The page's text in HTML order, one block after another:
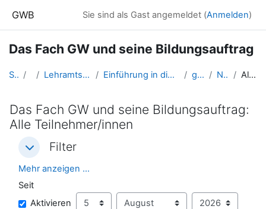
GWB Sie sind als Gast angemeldet (Anmelden)
Das Fach GW und seine Bildungsauftrag
Startseite Kurse Lehramtsausbildung GW im Cluster Österreich Mitte Einführung in die Fachdidaktik der Geographie und Wirtschaftskunde (GW B 1.2) gwFD_BildungGW Neueste Aktivität Alle Teilnehmer/innen
Das Fach GW und seine Bildungsauftrag:
Alle Teilnehmer/innen
Filter
Filter Filter
Mehr anzeigen ...
Seit
SeitAktivieren Tag Monat Jahr